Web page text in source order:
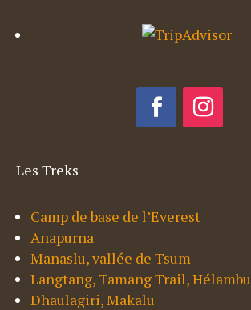
Les Treks
Camp de base de l’Everest
Anapurna
Manaslu, vallée de Tsum
Langtang, Tamang Trail, Hélambu
Dhaulagiri, Makalu